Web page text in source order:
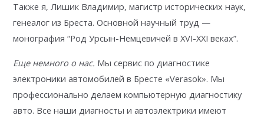
Также я, Лишик Владимир, магистр исторических наук,
генеалог из Бреста. Основной научный труд —
монография “Род Урсын-Немцевичей в XVI-XXI веках”.
Еще немного о нас. Мы сервис по диагностике
электроники автомобилей в Бресте «Verasok». Мы
профессионально делаем компьютерную диагностику
авто. Все наши диагносты и автоэлектрики имеют